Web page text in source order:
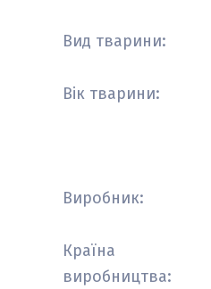
Вид тварини:
Вік тварини:
Виробник:
Країна
виробництва: